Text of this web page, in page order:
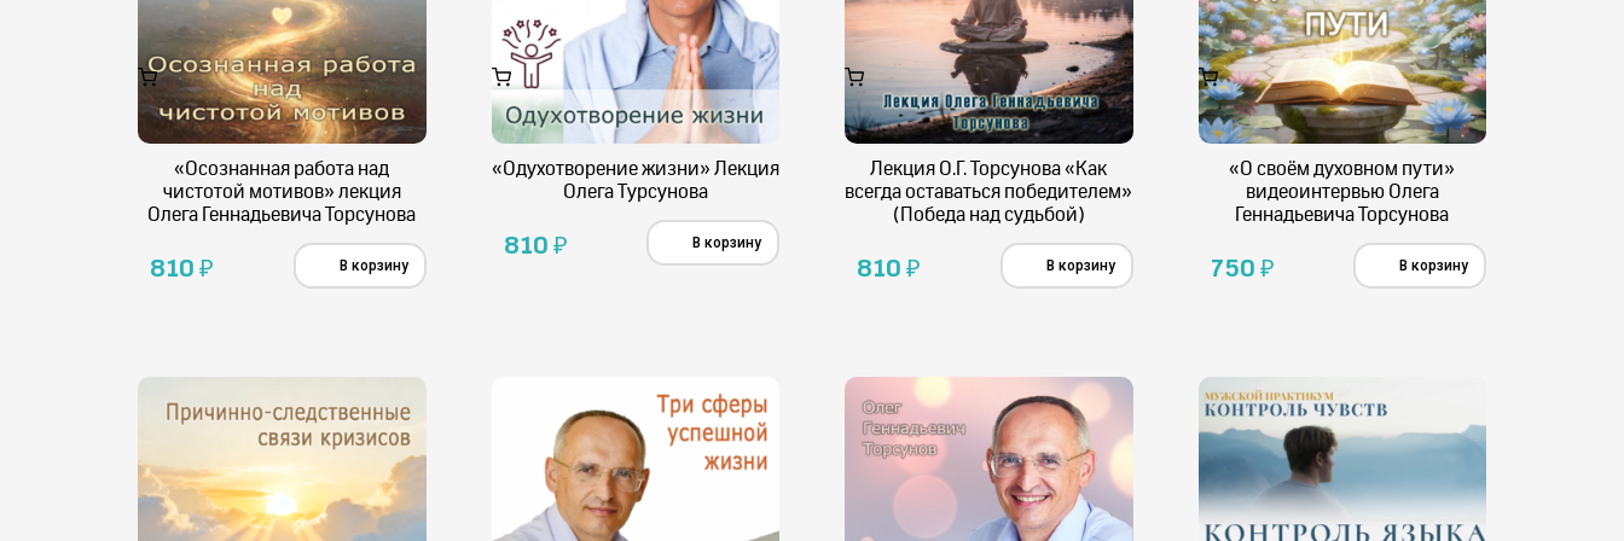
«Осознанная работа над
чистотой мотивов» лекция
Олега Геннадьевича Торсунова
810 ₽ В корзину
«Одухотворение жизни» Лекция
Олега Турсунова
810 ₽ В корзину
Лекция О.Г. Торсунова «Как
всегда оставаться победителем»
(Победа над судьбой)
810 ₽ В корзину
«О своём духовном пути»
видеоинтервью Олега
Геннадьевича Торсунова
750 ₽ В корзину